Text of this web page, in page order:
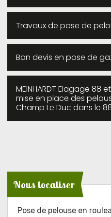
Travaux de pose de
Bon devis en pose de
MEINHARDT Elagage 88
mise en place des
Champ Le Duc dans le
Nous localiser
Pose de pelouse en